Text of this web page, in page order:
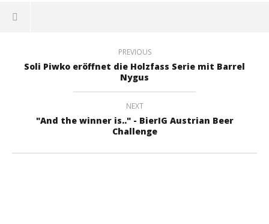
PREVIOUS
Soli Piwko eröffnet die Holzfass Serie mit Barrel
Nygus
NEXT
"And the winner is.." - BierIG Austrian Beer
Challenge